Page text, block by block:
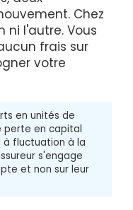
Chez
ni l'autre. Vous
frais sur
votre
en unités de
perte en capital
à fluctuation à la
s'engage
et non sur leur